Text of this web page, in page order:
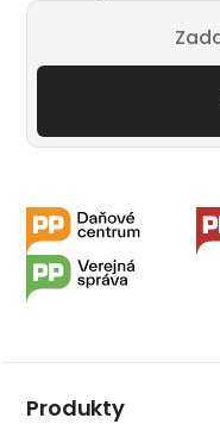
Produkty